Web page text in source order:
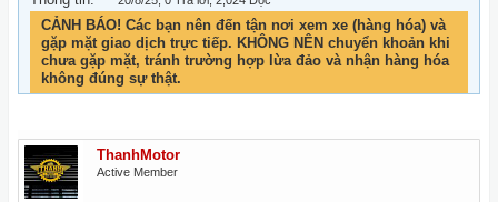
CẢNH BÁO! Các bạn nên đến tận nơi xem xe (hàng hóa) và
gặp mặt giao dịch trực tiếp. KHÔNG NÊN chuyển khoản khi
chưa gặp mặt, tránh trường hợp lừa đảo và nhận hàng hóa
không đúng sự thật.
ThanhMotor
Active Member